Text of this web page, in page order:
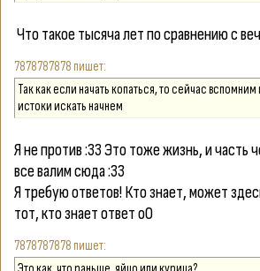
Что такое тысяча лет по сравнению с
7878787878
Так как если начать копаться, то сейчас
истоки искать начнем
Я не против :33 Это тоже жизнь, и часть
все валим сюда :33
Я требую ответов! Кто знает, может
тот, кто знает ответ оО
7878787878